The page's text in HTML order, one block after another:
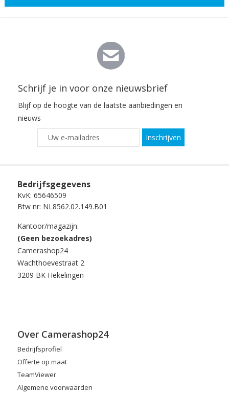
Schrijf je in voor onze nieuwsbrief
Blijf op de hoogte van de laatste aanbiedingen en
nieuws
Inschrijven
Bedrijfsgegevens
KvK: 65646509
Btw nr: NL8562.02.149.B01
Kantoor/magazijn:
(Geen bezoekadres)
Camerashop24
Wachthoevestraat 2
3209 BK Hekelingen
Over Camerashop24
Bedrijfsprofiel
Offerte op maat
TeamViewer
Algemene voorwaarden